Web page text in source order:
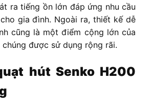
ra tiếng ồn lớn đáp ứng nhu cầu
gia đình. Ngoài ra, thiết kế dễ
cũng là một điểm cộng lớn của
được sử dụng rộng rãi.
hút Senko H200